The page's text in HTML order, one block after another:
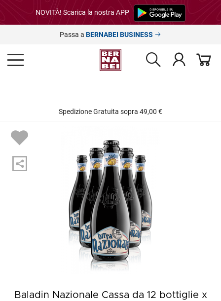
NOVITÀ! Scarica la nostra APP
Passa a BERNABEI BUSINESS
Spedizione Gratuita sopra 49,00 €
Baladin Nazionale Cassa da 12 bottiglie x